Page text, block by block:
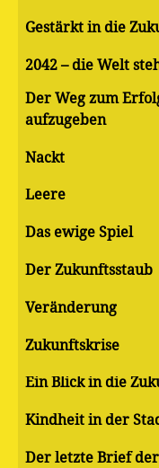
Gestärkt in die
2042 – die Welt
Der Weg zum
aufzugeben
Nackt
Leere
Das ewige Spiel
Der Zukunftsstaub
Veränderung
Zukunftskrise
Ein Blick in die
Kindheit in der
Der letzte Brief